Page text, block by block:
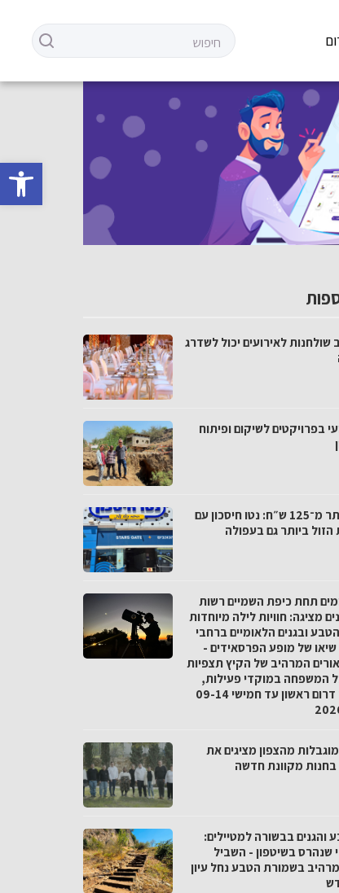
פתח
שולחנות לאירועים יכול לשדרג
בפרויקטים לשיקום ופיתוח
פער של יותר מ־125 ש״ח: נטו חיסכון עם
הזול ביותר גם בעפולה
תחת כיפת השמיים רשות
מציגה: חוויות לילה מיוחדות
ובגנים הלאומיים ברחבי
של מופע הפרסאידים -
המרהיב של הקיץ תצפיות
המשפחה במוקדי פעילות,
מצפון ועד דרום ראשון עד חמישי 09-14
מוגבלות מהצפון מציגים את
בחנות מקוונת חדשה
והגנים בבשורה למטיילים:
שנהרס בשיטפון - השביל
בשמורת הטבע נחל עיון